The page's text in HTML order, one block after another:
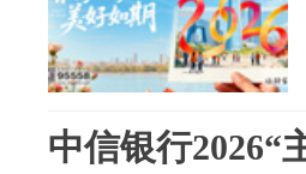
中信银行2026“